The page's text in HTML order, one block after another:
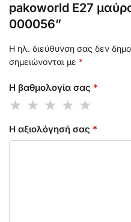
pakoworld Ε27
000056”
Η ηλ. διεύθυνση σας δεν
σημειώνονται με *
Η βαθμολογία σας *
Η αξιολόγησή σας *